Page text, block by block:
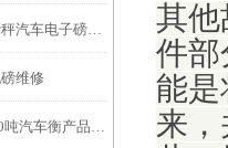
便携式地磅便携式磅秤汽车电子磅电子地磅秤电子汽车磅电子汽车衡操作维修
维修
动态便携式地磅--150吨汽车衡产品选择原因
其他
件部
能是
来